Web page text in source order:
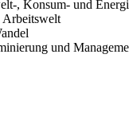
, Konsum- und
Arbeitswelt
und